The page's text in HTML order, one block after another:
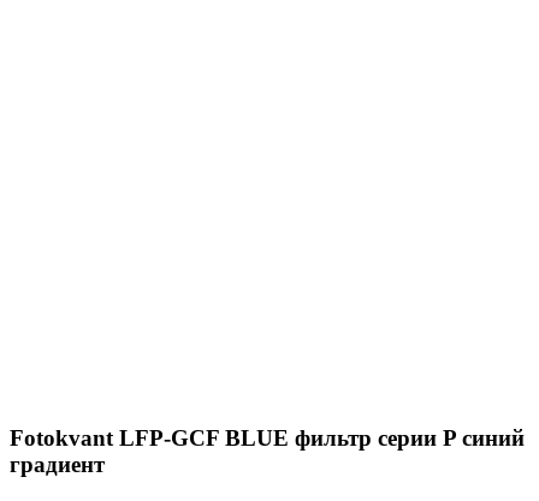
Fotokvant LFP-GCF BLUE фильтр серии P синий
градиент